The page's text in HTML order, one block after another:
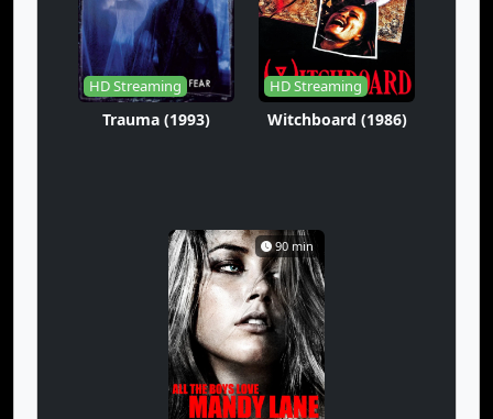
HD Streaming
Trauma (1993)
HD Streaming
Witchboard (1986)
90 min